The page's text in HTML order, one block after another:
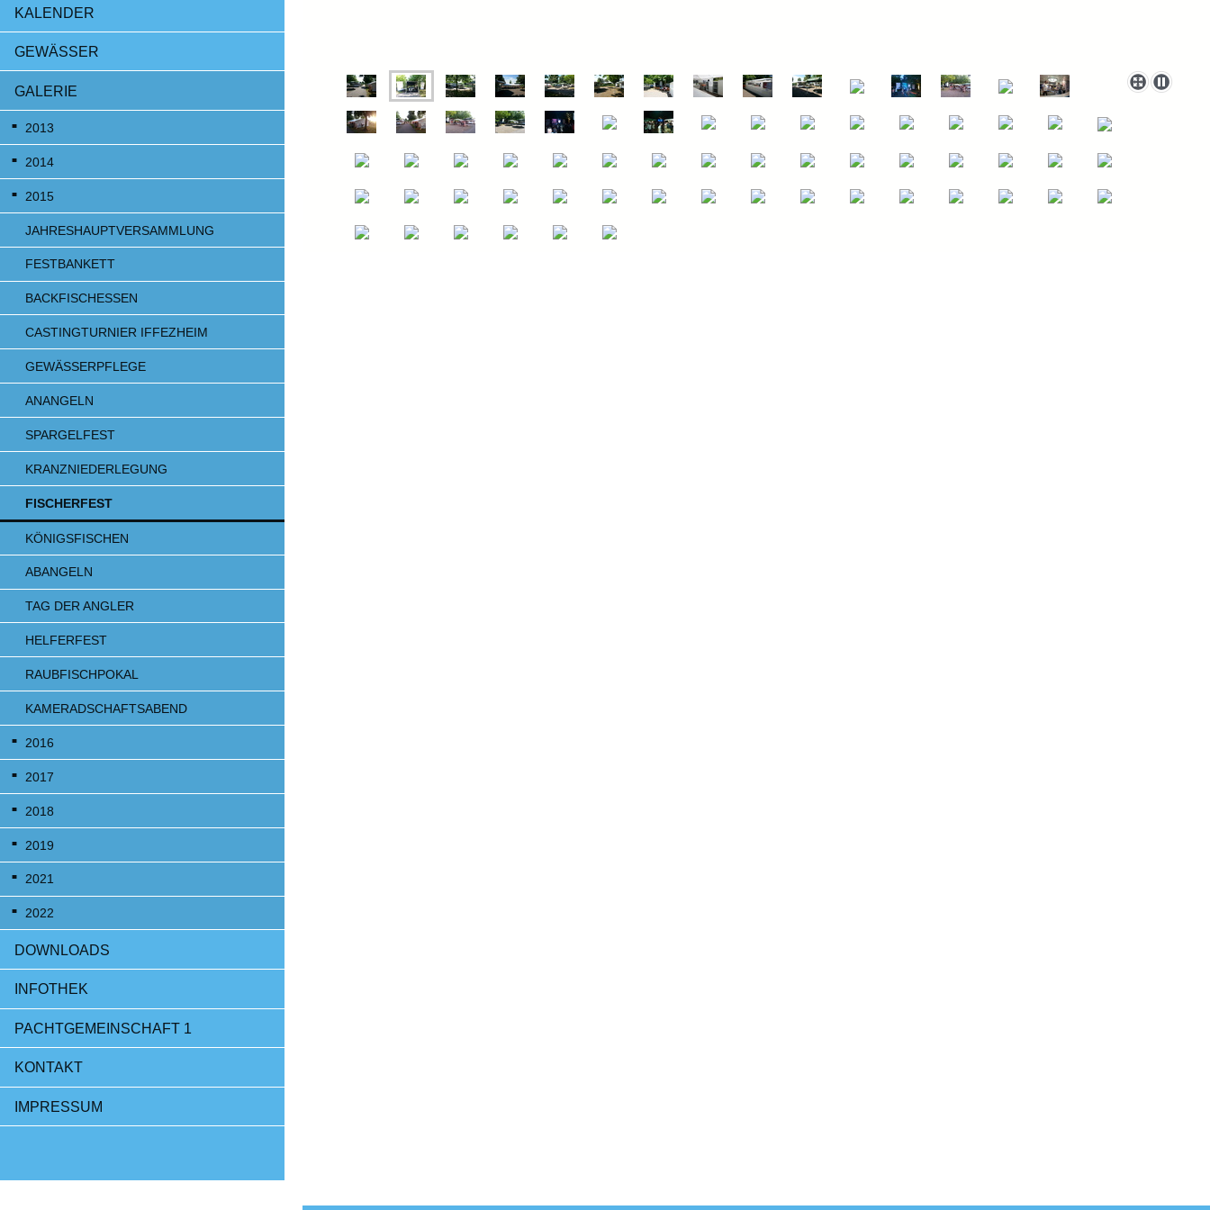
KALENDER
GEWÄSSER
GALERIE
2013
2014
2015
JAHRESHAUPTVERSAMMLUNG
FESTBANKETT
BACKFISCHESSEN
CASTINGTURNIER IFFEZHEIM
GEWÄSSERPFLEGE
ANANGELN
SPARGELFEST
KRANZNIEDERLEGUNG
FISCHERFEST
KÖNIGSFISCHEN
ABANGELN
TAG DER ANGLER
HELFERFEST
RAUBFISCHPOKAL
KAMERADSCHAFTSABEND
2016
2017
2018
2019
2021
2022
DOWNLOADS
INFOTHEK
PACHTGEMEINSCHAFT 1
KONTAKT
IMPRESSUM